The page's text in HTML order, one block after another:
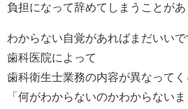
負担になって辞めてしまうことがあ
わからない自覚があればまだいいで
歯科医院によって
歯科衛生士業務の内容が異なってく
「何がわからないのかわからないま